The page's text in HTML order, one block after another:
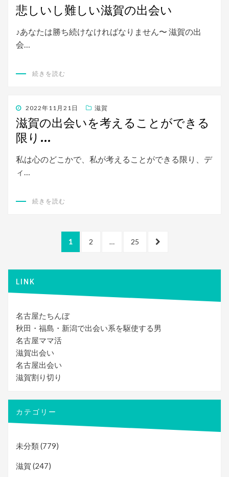
稿
日:
悲しいし難しい滋賀の出会い
♪あなたは勝ち続けなければなりません〜 滋賀の出
会…
続きを読む
投
稿
日:
2022年11月21日 滋賀
滋賀の出会いを考えることができる
限り…
私は心のどこかで、私が考えることができる限り、デ
ィ…
続きを読む
ナ
ビ
ー
シ
ョ
ン
ペ
ー
1
ペ
2 …
ペ
25
次
LINK
名古屋たちんぼ
秋田・福島・新潟で出会い系を駆使する男
名古屋ママ活
滋賀出会い
名古屋出会い
滋賀割り切り
カテゴリー
未分類(779)
滋賀 (247)